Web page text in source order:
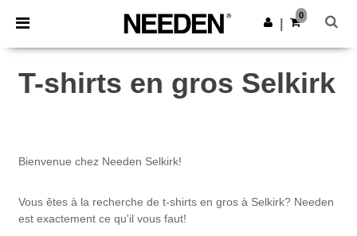
× Appli Needen
Meilleurs prix sur l’app !
Obtenir l'appli
0
T-shirts en gros Selkirk
Bienvenue chez Needen Selkirk!
Vous êtes à la recherche de t-shirts en gros à Selkirk? Needen
est exactement ce qu'il vous faut!